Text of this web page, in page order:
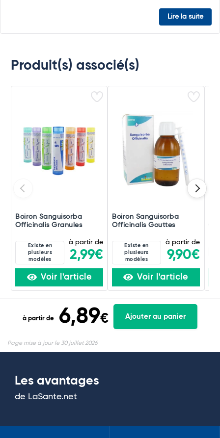
Lire la suite
Produit(s) associé(s)
Boiron Sanguisorba
Officinalis Granules
Existe en
plusieurs
modèles
à partir de
2,99€
Voir l'article
Boiron Sanguisorba
Officinalis Gouttes
Existe en
plusieurs
modèles
à partir de
9,90€
Voir l'article
à partir de 6,89€ Ajouter au panier
Page mise à jour le 30 juillet 2026
Les avantages
de LaSante.net